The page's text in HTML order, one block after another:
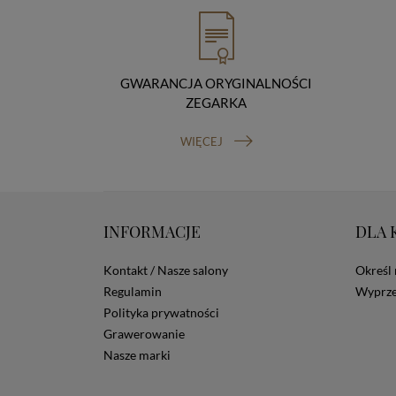
GWARANCJA ORYGINALNOŚCI
ZEGARKA
WIĘCEJ
INFORMACJE
Kontakt / Nasze salony
Regulamin
Polityka prywatności
Grawerowanie
Nasze marki
DLA
Określ